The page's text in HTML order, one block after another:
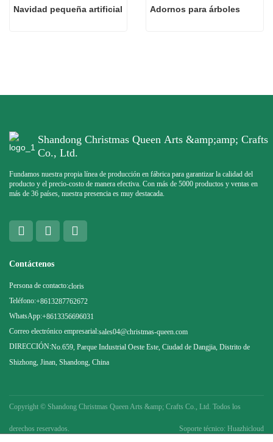
Navidad pequeña artificial Adornos para árboles
Shandong Christmas Queen Arts &amp;amp; Crafts
Co., Ltd.
Fundamos nuestra propia línea de producción en fábrica para garantizar la calidad del
producto y el precio-costo de manera efectiva. Con más de 5000 productos y ventas en
más de 36 países, nuestra presencia es muy destacada.
Contáctenos
Persona de contacto:cloris
Teléfono:+8613287762672
WhatsApp:+8613356696031
Correo electrónico empresarial:sales04@christmas-queen.com
DIRECCIÓN:No.659, Parque Industrial Oeste Este, Ciudad de Dangjia, Distrito de
Shizhong, Jinan, Shandong, China
Copyright © Shandong Christmas Queen Arts &amp; Crafts Co., Ltd. Todos los
derechos reservados. Soporte técnico: Huazhicloud